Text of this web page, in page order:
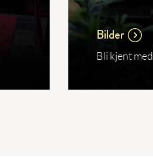
Bilder
Bli kjent